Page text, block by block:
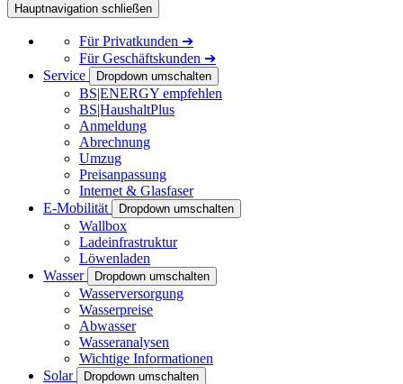
Hauptnavigation schließen
FürPrivatkunden ➔
FürGeschäftskunden ➔
Service
Dropdown umschalten
BS|ENERGY empfehlen
BS|HaushaltPlus
Anmeldung
Abrechnung
Umzug
Preisanpassung
Internet & Glasfaser
E-Mobilität
Dropdown umschalten
Wallbox
Ladeinfrastruktur
Löwenladen
Wasser
Dropdown umschalten
Wasserversorgung
Wasserpreise
Abwasser
Wasseranalysen
Wichtige Informationen
Solar
Dropdown umschalten